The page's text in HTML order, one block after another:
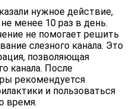
нужное действие,
менее 10 раз в день.
не помогает решить
слезного канала. Это
позволяющая
канала. После
рекомендуется
и пользоваться
время.